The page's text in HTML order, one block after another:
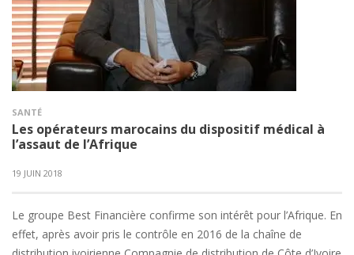
SANTÉ
Les opérateurs marocains du dispositif médical à
l’assaut de l’Afrique
19 JUIN 2018
Le groupe Best Financière confirme son intérêt pour l’Afrique. En
effet, après avoir pris le contrôle en 2016 de la chaîne de